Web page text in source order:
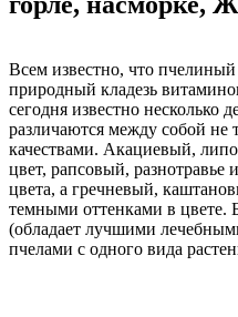
Всем известно, что
природный кладезь
сегодня известно несколько
различаются между собой не
качествами. Акациевый,
цвет, рапсовый, разнотравье
цвета, а гречневый,
темными оттенками в цвете.
(обладает лучшими
пчелами с одного вида